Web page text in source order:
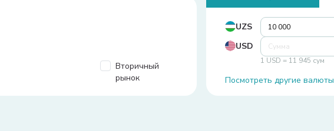
Вторичный
рынок
UZS
USD
1 USD = 11 945 сум
Посмотреть другие валюты